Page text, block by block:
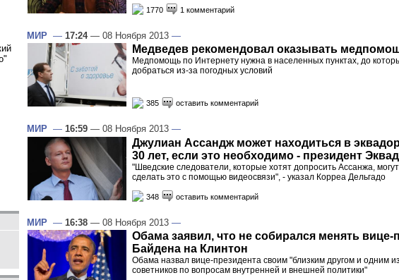
1770 1 комментарий
МИР — 17:24— 08 Ноября 2013 —
Медведев рекомендовал оказывать
Медпомощь по Интернету нужна в населенных пунктах, до
добраться из-за погодных условий
385 оставить комментарий
МИР — 16:59 — 08 Ноября 2013 —
Джулиан Ассандж может находиться в
30 лет, если это необходимо - президент
"Шведские следователи, которые хотят допросить Ассанжа,
сделать это с помощью видеосвязи", - указал Корреа Дельгадо
348 оставить комментарий
МИР — 16:38 — 08 Ноября 2013 —
Обама заявил, что не собирался менять вице-
Байдена на Клинтон
Обама назвал вице-президента своим "близким другом и одним
советников по вопросам внутренней и внешней политики"